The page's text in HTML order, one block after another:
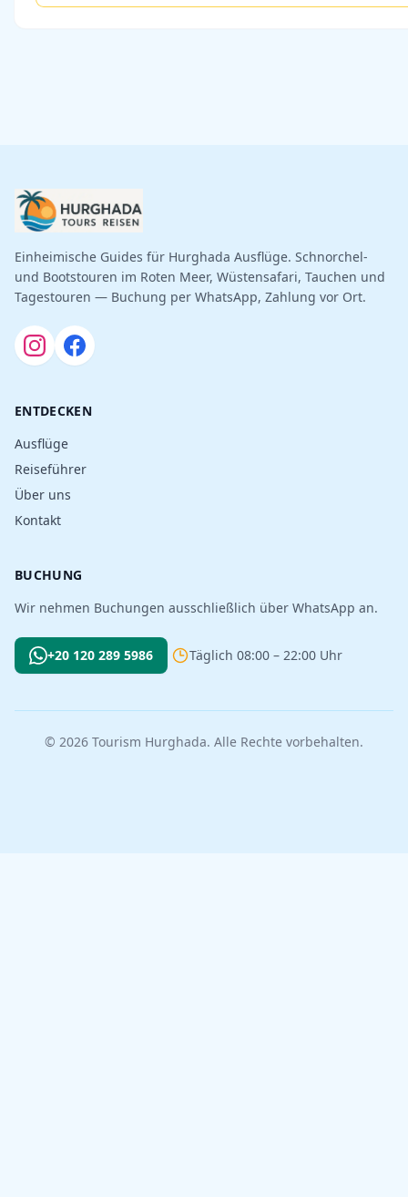
Einheimische Guides für Hurghada Ausflüge. Schnorchel-
und Bootstouren im Roten Meer, Wüstensafari, Tauchen und
Tagestouren — Buchung per WhatsApp, Zahlung vor Ort.
ENTDECKEN
Ausflüge
Reiseführer
Über uns
Kontakt
BUCHUNG
Wir nehmen Buchungen ausschließlich über WhatsApp an.
+20 120 289 5986 Täglich 08:00 – 22:00 Uhr
© 2026 Tourism Hurghada. Alle Rechte vorbehalten.